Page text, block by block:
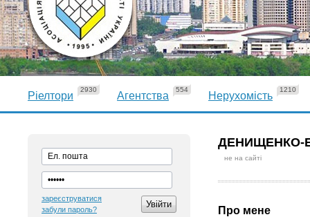
Ріелтори
2930
Агентства
554
Нерухомість
1210
зареєструватися
забули пароль?
ДЕНИЩЕНКО-
не на сайті
Про мене